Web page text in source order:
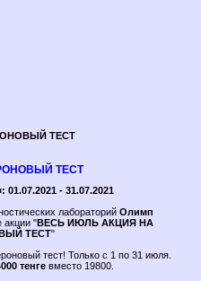
ТЕСТ
ТЕСТ
- 31.07.2021
лабораторий Олимп
акции "ВЕСЬ ИЮЛЬ АКЦИЯ НА
ТЕСТ"
тест! Только с 1 по 31 июля.
тенге вместо 19800.